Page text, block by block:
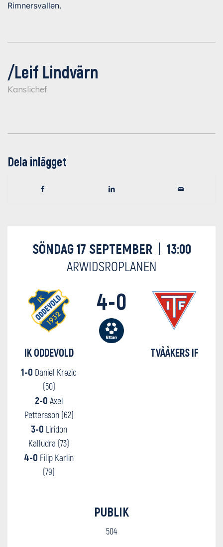
Rimnersvallen.
/Leif Lindvärn
Kanslichef
Dela inlägget
SÖNDAG 17 SEPTEMBER | 13:00
ARWIDSROPLANEN
IK ODDEVOLD
1-0 Daniel Krezic
(50)
2-0 Axel
Pettersson (62)
3-0 Liridon
Kalludra (73)
4-0 Filip Karlin
(79)
4-0
TVÅÅKERS IF
PUBLIK
504